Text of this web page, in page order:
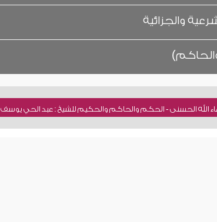
والجزائية
الله الحسنى - الحكم والحاكم والحكيم للشيخ : عبد الحي يوسف